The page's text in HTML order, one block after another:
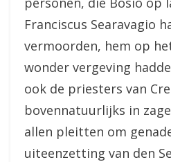
Franciscus Searavagio
vermoorden, hem op
wonder vergeving
ook de priesters van
bovennatuurlijks in
allen pleitten om
uiteenzetting van den